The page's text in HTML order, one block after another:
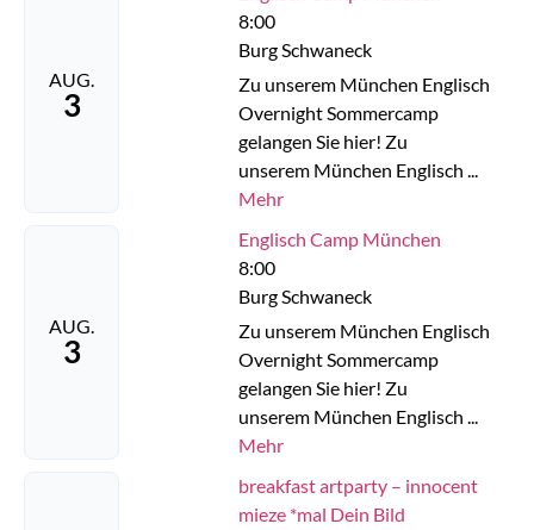
AUG.
3
8:00
Burg Schwaneck
Zu unserem München Englisch
Overnight Sommercamp
gelangen Sie hier! Zu
unserem München Englisch ...
Mehr
AUG.
3
Englisch Camp München
8:00
Burg Schwaneck
Zu unserem München Englisch
Overnight Sommercamp
gelangen Sie hier! Zu
unserem München Englisch ...
Mehr
breakfast artparty – innocent
mieze *mal Dein Bild